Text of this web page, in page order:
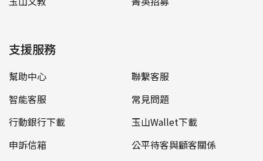
支援服務
幫助中心
聯繫客服
智能客服
常見問題
行動銀行下載
玉山Wallet下載
申訴信箱
公平待客與顧客關係